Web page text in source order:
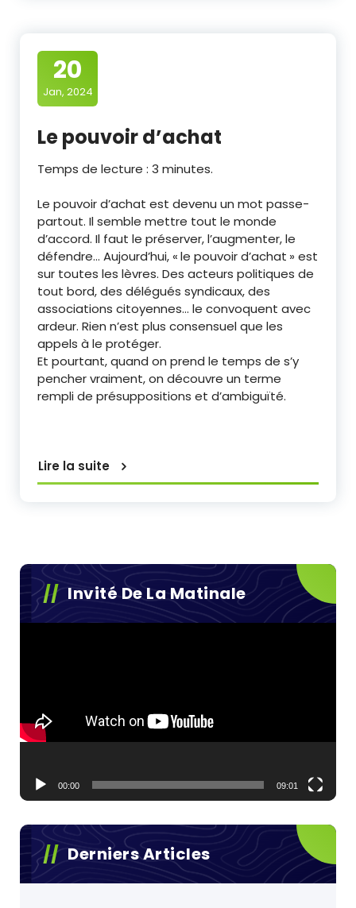
20
Jan, 2024
Le pouvoir d’achat
Temps de lecture : 3 minutes.
Le pouvoir d’achat est devenu un mot passe-
partout. Il semble mettre tout le monde
d’accord. Il faut le préserver, l’augmenter, le
défendre… Aujourd’hui, « le pouvoir d’achat » est
sur toutes les lèvres. Des acteurs politiques de
tout bord, des délégués syndicaux, des
associations citoyennes… le convoquent avec
ardeur. Rien n’est plus consensuel que les
appels à le protéger.
Et pourtant, quand on prend le temps de s’y
pencher vraiment, on découvre un terme
rempli de présuppositions et d’ambiguïté.
Lire la suite
Invité De La Matinale
00:00 09:01
Derniers Articles